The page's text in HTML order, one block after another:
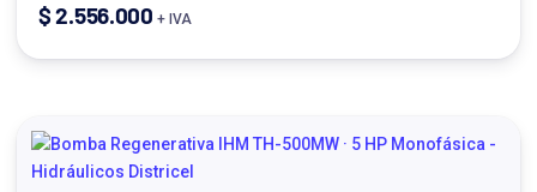
$2.556.000 + IVA